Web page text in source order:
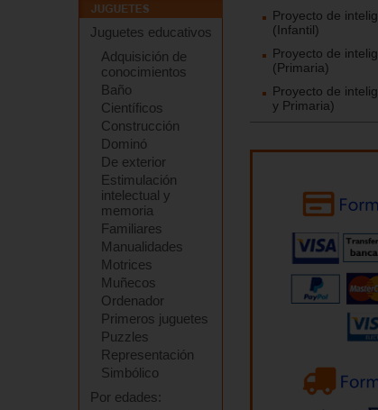
Juguetes educativos
Adquisición de
conocimientos
Baño
Científicos
Construcción
Dominó
De exterior
Estimulación
intelectual y
memoria
Familiares
Manualidades
Motrices
Muñecos
Ordenador
Primeros juguetes
Puzzles
Representación
Simbólico
Por edades:
Proyecto de
(Infantil)
Proyecto de
(Primaria)
Proyecto de
y Primaria)